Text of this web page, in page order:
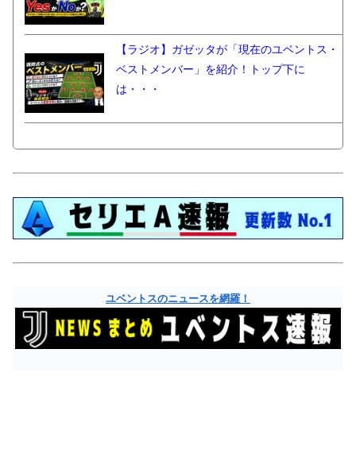
【ラジオ】ガゼッタが「現在のユベントス・
ベストメンバー」を紹介！トップ下に
は・・・
ユベントスのニュースを網羅！